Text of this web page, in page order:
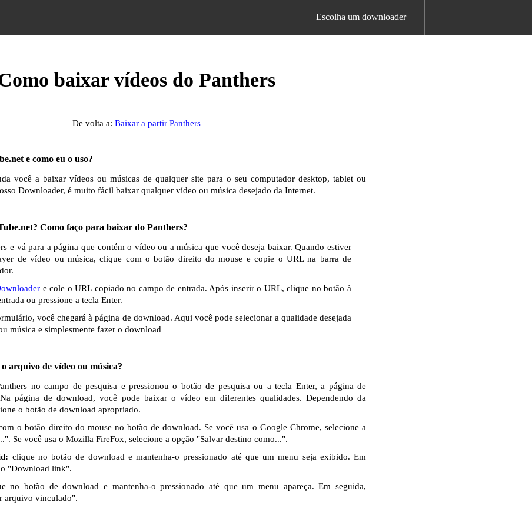
Escolha um downloader
baixar vídeos do Panthers
De volta a: Baixar a partir Panthers
e como eu o uso?
você a baixar vídeos ou músicas de qualquer site para o seu computador desktop, tablet ou
Downloader, é muito fácil baixar qualquer vídeo ou música desejado da Internet.
Como faço para baixar do Panthers?
e vá para a página que contém o vídeo ou a música que você deseja baixar. Quando estiver
de vídeo ou música, clique com o botão direito do mouse e copie o URL na barra de
e cole o URL copiado no campo de entrada. Após inserir o URL, clique no botão à
ou pressione a tecla Enter.
você chegará à página de download. Aqui você pode selecionar a qualidade desejada
música e simplesmente fazer o download
arquivo de vídeo ou música?
no campo de pesquisa e pressionou o botão de pesquisa ou a tecla Enter, a página de
página de download, você pode baixar o vídeo em diferentes qualidades. Dependendo da
o botão de download apropriado.
o botão direito do mouse no botão de download. Se você usa o Google Chrome, selecione a
Se você usa o Mozilla FireFox, selecione a opção "Salvar destino como...".
clique no botão de download e mantenha-o pressionado até que um menu seja exibido. Em
"Download link".
no botão de download e mantenha-o pressionado até que um menu apareça. Em seguida,
arquivo vinculado".